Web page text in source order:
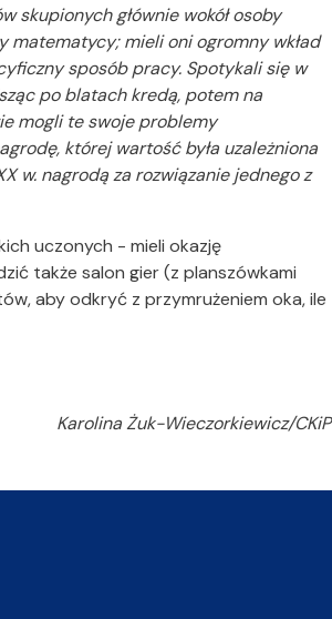
skupionych głównie wokół osoby
matematycy; mieli oni ogromny wkład
sposób pracy. Spotykali się w
po blatach kredą, potem na
mogli te swoje problemy
której wartość była uzależniona
w. nagrodą za rozwiązanie jednego z
uczonych - mieli okazję
także salon gier (z planszówkami
aby odkryć z przymrużeniem oka, ile
Karolina Żuk-Wieczorkiewicz/CKiP